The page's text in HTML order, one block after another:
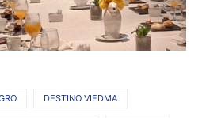
DESTINO VIEDMA